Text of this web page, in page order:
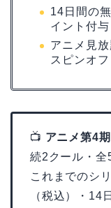
14日間の
イント付与
アニメ見
スピンオ
📺 アニメ第4
続2クール・全
これまでのシ
（税込）・14